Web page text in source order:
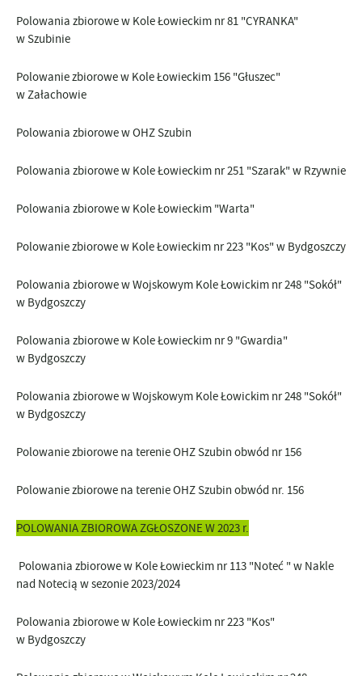
Polowania zbiorowe w Kole Łowieckim nr 81 "CYRANKA"
w Szubinie
Polowanie zbiorowe w Kole Łowieckim 156 "Głuszec"
w Załachowie
Polowania zbiorowe w OHZ Szubin
Polowania zbiorowe w Kole Łowieckim nr 251 "Szarak" w Rzywnie
Polowania zbiorowe w Kole Łowieckim "Warta"
Polowanie zbiorowe w Kole Łowieckim nr 223 "Kos" w Bydgoszczy
Polowania zbiorowe w Wojskowym Kole Łowickim nr 248 "Sokół"
w Bydgoszczy
Polowania zbiorowe w Kole Łowieckim nr 9 "Gwardia"
w Bydgoszczy
Polowania zbiorowe w Wojskowym Kole Łowickim nr 248 "Sokół"
w Bydgoszczy
Polowanie zbiorowe na terenie OHZ Szubin obwód nr 156
Polowanie zbiorowe na terenie OHZ Szubin obwód nr. 156
POLOWANIA ZBIOROWA ZGŁOSZONE W 2023 r.
Polowania zbiorowe w Kole Łowieckim nr 113 "Noteć " w Nakle
nad Notecią w sezonie 2023/2024
Polowania zbiorowe w Kole Łowieckim nr 223 "Kos"
w Bydgoszczy